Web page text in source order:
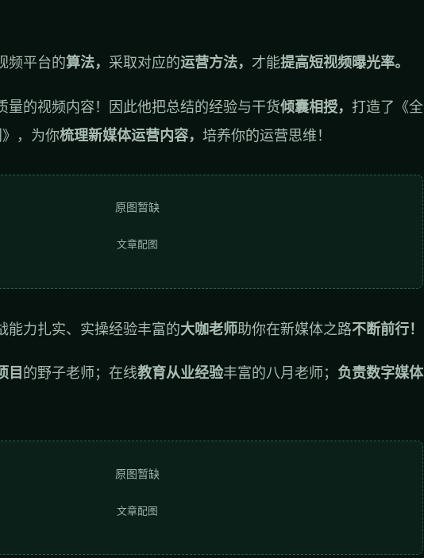
频平台的算法， 采取对应的运营方法， 才能提高短视频曝光率。
量的视频内容！因此他把总结的经验与干货倾囊相授， 打造了《全
，为你梳理新媒体运营内容， 培养你的运营思维！
原图暂缺
文章配图
能力扎实、实操经验丰富的大咖老师助你在新媒体之路不断前行！
目 的野子老师；在线教育从业经验丰富的八月老师； 负责数字媒体
原图暂缺
文章配图